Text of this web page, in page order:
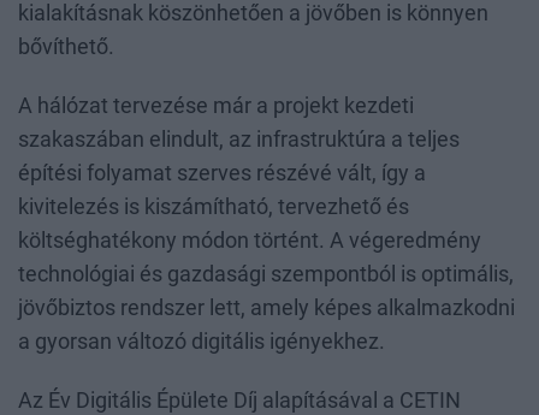
kialakításnak köszönhetően a jövőben is könnyen
bővíthető.
A hálózat tervezése már a projekt kezdeti
szakaszában elindult, az infrastruktúra a teljes
építési folyamat szerves részévé vált, így a
kivitelezés is kiszámítható, tervezhető és
költséghatékony módon történt. A végeredmény
technológiai és gazdasági szempontból is optimális,
jövőbiztos rendszer lett, amely képes alkalmazkodni
a gyorsan változó digitális igényekhez.
Az Év Digitális Épülete Díj alapításával a CETIN